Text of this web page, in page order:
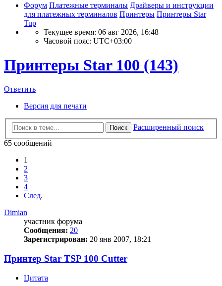
Форум Платежные терминалы Драйверы и инструкции
для платежных терминалов Принтеры Принтеры Star
Tup
Текущее время: 06 авг 2026, 16:48
Часовой пояс: UTC+03:00
Принтеры Star 100 (143)
Ответить
Версия для печати
Поиск
Расширенный поиск
65 сообщений
1
2
3
4
След.
Dimian
участник форума
Сообщения: 20
Зарегистрирован: 20 янв 2007, 18:21
Принтер Star TSP 100 Cutter
Цитата